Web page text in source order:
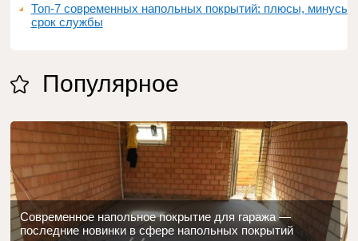
Топ‑7 современных напольных покрытий: плюсы, минусы,
срок службы
Популярное
Современное напольное покрытие для гаража —
последние новинки в сфере напольных покрытий